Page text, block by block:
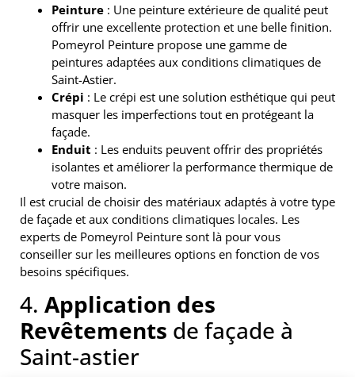
Peinture : Une peinture extérieure de qualité peut
offrir une excellente protection et une belle finition.
Pomeyrol Peinture propose une gamme de
peintures adaptées aux conditions climatiques de
Saint-Astier.
Crépi : Le crépi est une solution esthétique qui peut
masquer les imperfections tout en protégeant la
façade.
Enduit : Les enduits peuvent offrir des propriétés
isolantes et améliorer la performance thermique de
votre maison.
Il est crucial de choisir des matériaux adaptés à votre type
de façade et aux conditions climatiques locales. Les
experts de Pomeyrol Peinture sont là pour vous
conseiller sur les meilleures options en fonction de vos
besoins spécifiques.
4. Application des
Revêtements de façade à
Saint-astier